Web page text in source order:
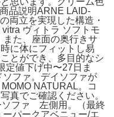
品説明ARNE LAID-
両立を実現した構造・
ヴィトラ ソフトモ
また、座面の奥行きサ
に体にフィットし易
とができ、多目的なシ
定値下げ中〜27日ま
ファ。デイソファが
NATURAL。コ
真でご確認ください。
ソファ 左側用。（最終
パークアベニュー/エ